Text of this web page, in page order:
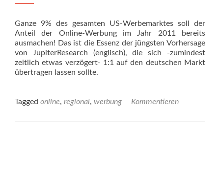
Ganze 9% des gesamten US-Werbemarktes soll der
Anteil der Online-Werbung im Jahr 2011 bereits
ausmachen! Das ist die Essenz der jüngsten Vorhersage
von JupiterResearch (englisch), die sich -zumindest
zeitlich etwas verzögert- 1:1 auf den deutschen Markt
übertragen lassen sollte.
Tagged online, regional, werbung Kommentieren